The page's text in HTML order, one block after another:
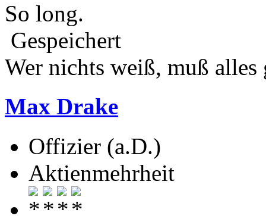
So long.
Gespeichert
Wer nichts weiß, muß alles
Max Drake
Offizier (a.D.)
Aktienmehrheit